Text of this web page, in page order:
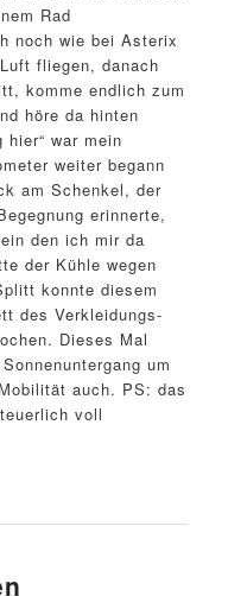
Rad
noch wie bei Asterix
fliegen, danach
komme endlich zum
höre da hinten
hier“ war mein
weiter begann
am Schenkel, der
erinnerte,
den ich mir da
der Kühle wegen
konnte diesem
des Verkleidungs-
Dieses Mal
um
auch. PS: das
voll